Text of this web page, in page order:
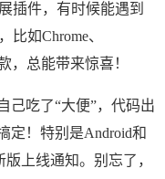
插件，有时候能遇到
如Chrome、
总能带来惊喜！
己吃了“大便”，代码出
定！特别是Android和
上线通知。别忘了，